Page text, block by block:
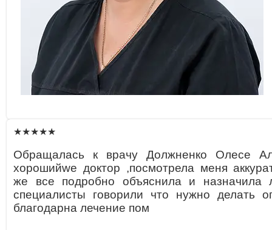
★★★★★
Обращалась к врачу Должненко Олесе
хорошийwe доктор ,посмотрела меня
же все подробно объяснила и назначила
специалисты говорили что нужно делать
благодарна лечение пом